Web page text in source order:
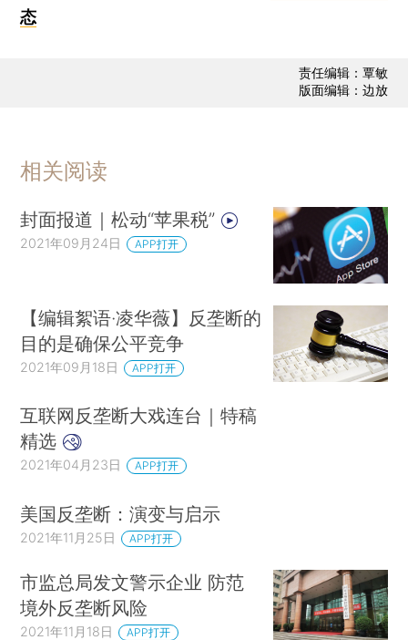
态
责任编辑：覃敏
版面编辑：边放
相关阅读
封面报道｜松动“苹果税”
2021年09月24日 APP打开
【编辑絮语·凌华薇】反垄断的
目的是确保公平竞争
2021年09月18日 APP打开
互联网反垄断大戏连台｜特稿
精选
2021年04月23日 APP打开
美国反垄断：演变与启示
2021年11月25日 APP打开
市监总局发文警示企业 防范
境外反垄断风险
2021年11月18日 APP打开